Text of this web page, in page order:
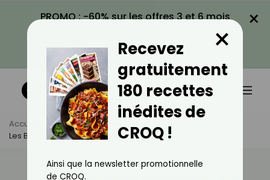
PROMO : -60% sur les offres 3 et 6 mois
VOIR LA PROMO
×
Accueil Actus
Alimentation
Les Bienfaits Des Légumes Crucifères
Recevez
gratuitement
180 recettes
inédites de
CROQ !
×
Ainsi que la newsletter promotionnelle
de CROQ.